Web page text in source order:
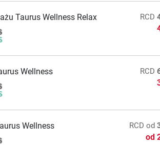
Taurus Wellness Relax RCD
Wellness RCD
Wellness RCD od
od